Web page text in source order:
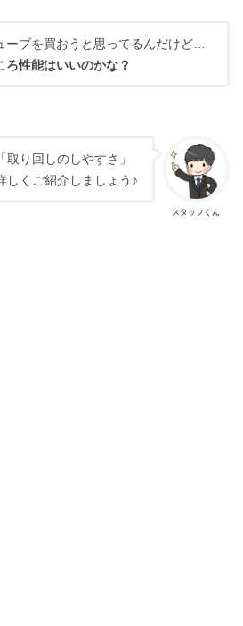
ーブを買おうと思ってるんだけど…
ろ性能はいいのかな？
スタッフくん
り回しのしやすさ」
しくご紹介しましょう♪